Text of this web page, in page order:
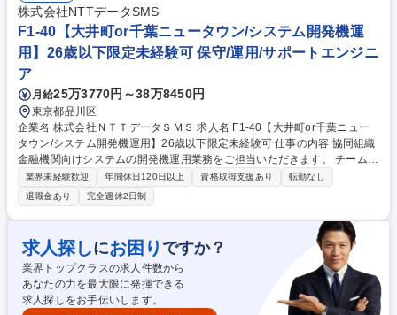
化、RPA導入検討など） 募集職種 【社内SE】新規立ち上げ部署/年休120
日/服装自由/福利厚生充実
株式会社NTTデータSMS
F1-40【大井町or千葉ニュータウン/システム開発機運
用】26歳以下限定未経験可 保守/運用/サポートエンジニ
ア
月給25万3770円～38万8450円
東京都品川区
企業名 株式会社ＮＴＴデータＳＭＳ 求人名 F1-40【大井町or千葉ニュー
タウン/システム開発機運用】26歳以下限定未経験可 仕事の内容 協同組織
金融機関向けシステムの開発機運用業務をご担当いただきます。 チームで
客先常駐するため、OJTにて業務を学ぶ事ができます。 【ポジションの魅
力】 全国規模のシステムにおいて、オペレーション業務を行いながらシス
テムの理解を深め、幅広い知識と経験を得ることができます。 ※変更の範
囲：情報システムの運用管理業務、その他付随する業務 募集職種 F1-40
【大井町or千葉ニュータウン/システム開発機運用】26歳以下限定未経験
可
業界未経験歓迎 年間休日120日以上 資格取得支援あり
転勤なし
退職金あり
完全週休2日制
求人探しにお困り ですか？
業界トップクラスの求人件数から
あなたの力を最大限に発揮できる
求人探しをお手伝いします。